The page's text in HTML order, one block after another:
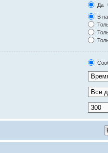
Да
В